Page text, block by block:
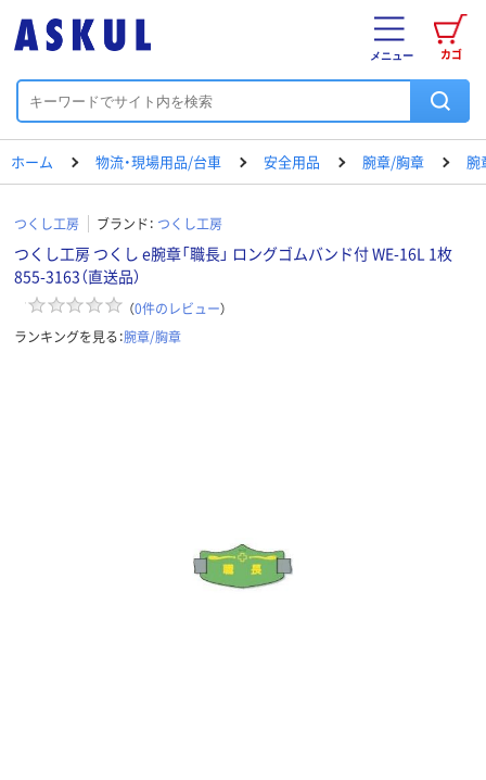
カゴ
メニュー
ホーム 物流・現場用品/台車 安全用品 腕章/胸章 腕
つくし工房 ブランド： つくし工房
つくし工房 つくし e腕章「職長」 ロングゴムバンド付 WE-16L 1枚
855-3163（直送品）
（0件のレビュー）
ランキングを見る：腕章/胸章